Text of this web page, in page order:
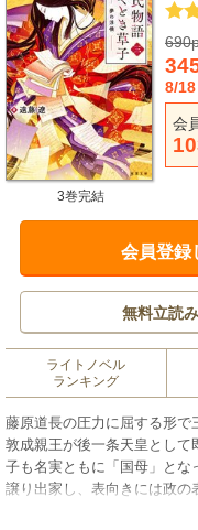
8/
会
3巻完結
会員登録
無料立読み
ライトノベル
ランキング
藤原道長の圧力に屈する形で
敦成親王が後一条天皇とし
子も名実ともに「国母」とな
譲り出家し、表向きには政の
紫式部は自分の代わりに娘